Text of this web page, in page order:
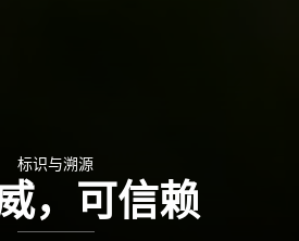
标识与溯源
，可信赖